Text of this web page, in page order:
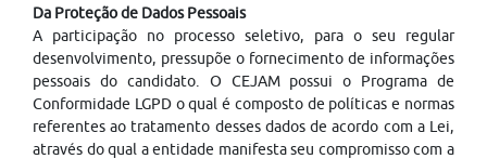
Da Proteção de Dados Pessoais
A participação no processo seletivo, para o seu regular
desenvolvimento, pressupõe o fornecimento de informações
pessoais do candidato. O CEJAM possui o Programa de
Conformidade LGPD o qual é composto de políticas e normas
referentes ao tratamento desses dados de acordo com a Lei,
através do qual a entidade manifesta seu compromisso com a